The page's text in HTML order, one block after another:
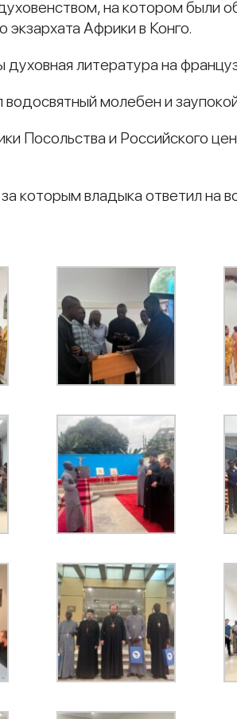
на котором были
Африки в Конго.
литература на
молебен и
Посольства и Российского
которым владыка ответил на